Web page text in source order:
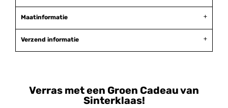
Maatinformatie
Verzend informatie
Verras met een Groen Cadeau van
Sinterklaas!